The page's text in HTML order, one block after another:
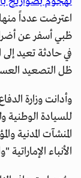
اعترضت عدداً
ظبي أسفر عن
في حادثة تعيد إلى
ظل التصعيد
وأدانت وزارة
للسيادة
المنشآت المدنية
الأنباء